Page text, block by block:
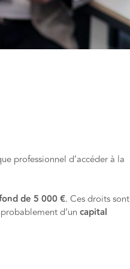
professionnel d’accéder à la
de 5 000 €. Ces droits sont
d’un capital